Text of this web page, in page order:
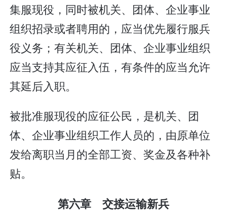
集服现役，同时被机关、团体、企业事业
组织招录或者聘用的，应当优先履行服兵
役义务；有关机关、团体、企业事业组织
应当支持其应征入伍，有条件的应当允许
其延后入职。
被批准服现役的应征公民，是机关、团
体、企业事业组织工作人员的，由原单位
发给离职当月的全部工资、奖金及各种补
贴。
第六章 交接运输新兵